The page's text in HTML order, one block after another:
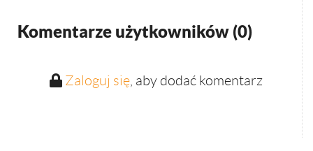
Komentarze użytkowników (0)
Zaloguj się, aby dodać komentarz